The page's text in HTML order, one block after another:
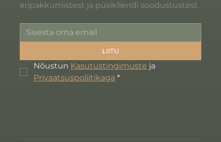
eripakkumistest ja püsikliendi soodustustest.
LIITU
Nõustun Kasutustingimuste
Privaatsuspoliitikaga *